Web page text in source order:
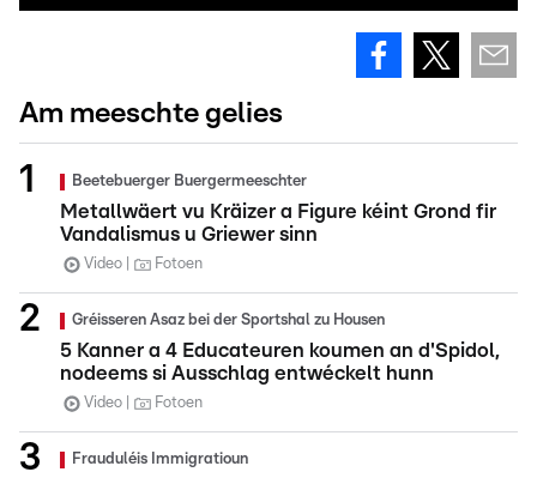
Am meeschte gelies
Beetebuerger Buergermeeschter
Metallwäert vu Kräizer a Figure kéint Grond fir
Vandalismus u Griewer sinn
Video Fotoen
Gréisseren Asaz bei der Sportshal zu Housen
5 Kanner a 4 Educateuren koumen an d'Spidol,
nodeems si Ausschlag entwéckelt hunn
Video Fotoen
Frauduléis Immigratioun